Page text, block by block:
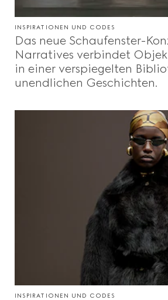
INSPIRATIONEN UND CODES
Das neue Schaufenster-
Narratives verbindet
in einer verspiegelten
unendlichen Geschichten.
INSPIRATIONEN UND CODES